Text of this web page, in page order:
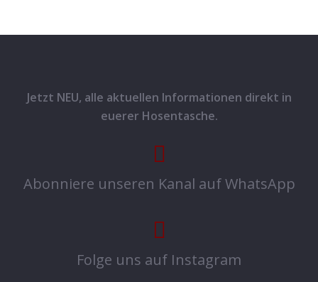
Jetzt NEU, alle aktuellen Informationen direkt in
euerer Hosentasche.
Abonniere unseren Kanal auf WhatsApp
Folge uns auf Instagram